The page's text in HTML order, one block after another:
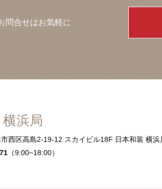
問合せはお気軽に
横浜局
西区高島2-19-12 スカイビル18F 日本和装 横浜
（9:00~18:00）